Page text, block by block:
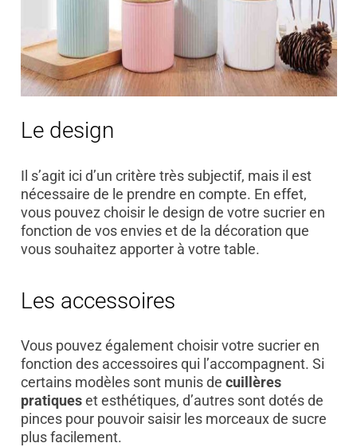
Le design
Il s’agit ici d’un critère très subjectif, mais il est
nécessaire de le prendre en compte. En effet,
vous pouvez choisir le design de votre sucrier en
fonction de vos envies et de la décoration que
vous souhaitez apporter à votre table.
Les accessoires
Vous pouvez également choisir votre sucrier en
fonction des accessoires qui l’accompagnent. Si
certains modèles sont munis de cuillères
pratiqueset esthétiques, d’autres sont dotés de
pinces pour pouvoir saisir les morceaux de sucre
plus facilement.